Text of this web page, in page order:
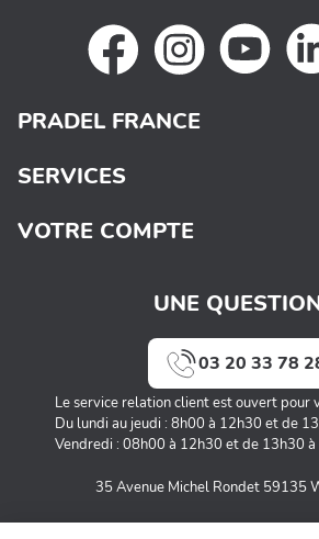
UNE
03 20 33 78
Le service relation client est ouvert pour
Du lundi au jeudi : 8h00 à 12h30 et de
Vendredi : 08h00 à 12h30 et de 13h30
35 Avenue Michel Rondet 59135
PRADEL FRANCE
SERVICES
VOTRE COMPTE